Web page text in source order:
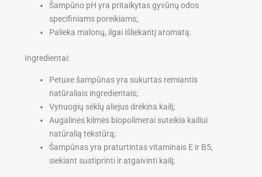
Šampūno pH yra pritaikytas gyvūnų odos
specifiniams poreikiams;
Palieka malonų, ilgai išliekantį aromatą.
Ingredientai:
Petuxe šampūnas yra sukurtas remiantis
natūraliais ingredientais;
Vynuogių sėklų aliejus drėkina kailį;
Augalinės kilmės biopolimerai suteikia kailiui
natūralią tekstūrą;
Šampūnas yra praturtintas vitaminais E ir B5,
siekiant sustiprinti ir atgaivinti kailį;